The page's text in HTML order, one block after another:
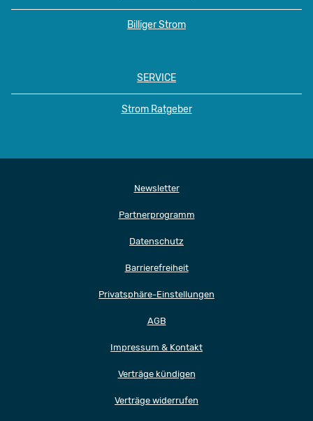
Billiger Strom
SERVICE
Strom Ratgeber
Newsletter
Partnerprogramm
Datenschutz
Barrierefreiheit
Privatsphäre-Einstellungen
AGB
Impressum & Kontakt
Verträge kündigen
Verträge widerrufen